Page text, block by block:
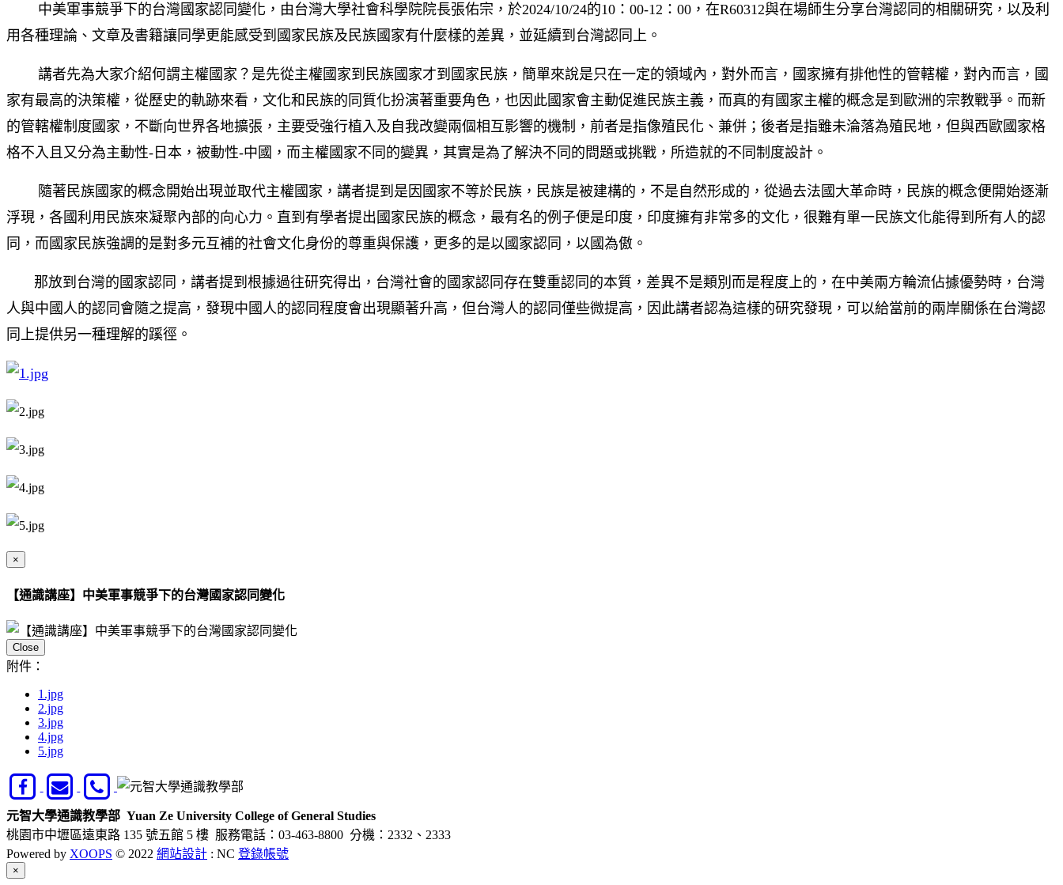
中美軍事競爭下的台灣國家認同變化，由台灣大學社會科學院院長張佑宗，於2024/10/24的10：00-12：00，在R60312與在場師生分享台灣認同的相關研究，以及利
用各種理論、文章及書籍讓同學更能感受到國家民族及民族國家有什麼樣的差異，並延續到台灣認同上。
講者先為大家介紹何謂主權國家？是先從主權國家到民族國家才到國家民族，簡單來說是只在一定的領域內，對外而言，國家擁有排他性的管轄權，對內而言，國
家有最高的決策權，從歷史的軌跡來看，文化和民族的同質化扮演著重要角色，也因此國家會主動促進民族主義，而真的有國家主權的概念是到歐洲的宗教戰爭。而新
的管轄權制度國家，不斷向世界各地擴張，主要受強行植入及自我改變兩個相互影響的機制，前者是指像殖民化、兼併；後者是指雖未淪落為殖民地，但與西歐國家格
格不入且又分為主動性-日本，被動性-中國，而主權國家不同的變異，其實是為了解決不同的問題或挑戰，所造就的不同制度設計。
隨著民族國家的概念開始出現並取代主權國家，講者提到是因國家不等於民族，民族是被建構的，不是自然形成的，從過去法國大革命時，民族的概念便開始逐漸
浮現，各國利用民族來凝聚內部的向心力。直到有學者提出國家民族的概念，最有名的例子便是印度，印度擁有非常多的文化，很難有單一民族文化能得到所有人的認
同，而國家民族強調的是對多元互補的社會文化身份的尊重與保護，更多的是以國家認同，以國為傲。
那放到台灣的國家認同，講者提到根據過往研究得出，台灣社會的國家認同存在雙重認同的本質，差異不是類別而是程度上的，在中美兩方輪流佔據優勢時，台灣
人與中國人的認同會隨之提高，發現中國人的認同程度會出現顯著升高，但台灣人的認同僅些微提高，因此講者認為這樣的研究發現，可以給當前的兩岸關係在台灣認
同上提供另一種理解的蹊徑。
×
【通識講座】中美軍事競爭下的台灣國家認同變化
Close
附件：
1.jpg
2.jpg
3.jpg
4.jpg
5.jpg
元智大學通識教學部 Yuan Ze University College of General Studies
桃園市中壢區遠東路 135 號五館 5 樓 服務電話：03-463-8800 分機：2332、2333
Powered by XOOPS © 2022 網站設計 : NC 登錄帳號
×